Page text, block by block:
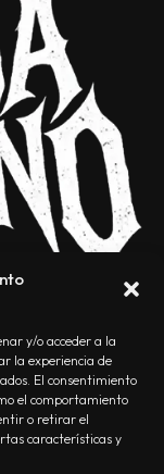
y/o acceder a la
la experiencia de
El consentimiento
el comportamiento
o retirar el
características y
DE PRIVACIDAD